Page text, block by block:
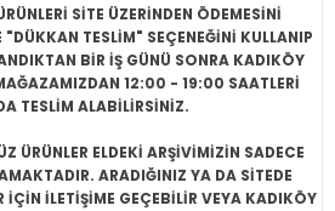
SİTE ÜZERİNDEN ÖDEMESİNİ
TESLİM" SEÇENEĞİNİ KULLANIP
BİR İŞ GÜNÜ SONRA KADIKÖY
12:00 - 19:00 SAATLERİ
TESLİM ALABİLİRSİNİZ.
ÜRÜNLER ELDEKİ ARŞİVİMİZİN SADECE
ARADIĞINIZ YA DA SİTEDE
İÇİN İLETİŞİME GEÇEBİLİR VEYA KADIKÖY